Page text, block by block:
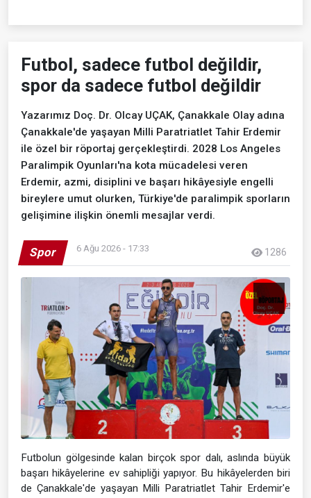
Futbol, sadece futbol değildir,
spor da sadece futbol değildir
Yazarımız Doç. Dr. Olcay UÇAK, Çanakkale Olay adına
Çanakkale'de yaşayan Milli Paratriatlet Tahir Erdemir
ile özel bir röportaj gerçekleştirdi. 2028 Los Angeles
Paralimpik Oyunları'na kota mücadelesi veren
Erdemir, azmi, disiplini ve başarı hikâyesiyle engelli
bireylere umut olurken, Türkiye'de paralimpik sporların
gelişimine ilişkin önemli mesajlar verdi.
Spor 6 Ağu 2026 - 17:33 1286
Futbolun gölgesinde kalan birçok spor dalı, aslında büyük
başarı hikâyelerine ev sahipliği yapıyor. Bu hikâyelerden biri
de Çanakkale'de yaşayan Milli Paratriatlet Tahir Erdemir'e